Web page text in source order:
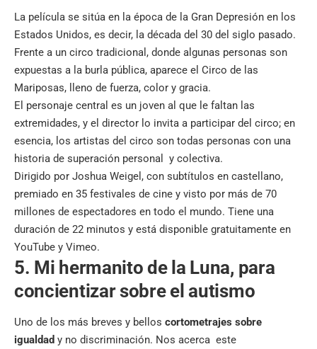
La película se sitúa en la época de la Gran Depresión en los
Estados Unidos, es decir, la década del 30 del siglo pasado.
Frente a un circo tradicional, donde algunas personas son
expuestas a la burla pública, aparece el Circo de las
Mariposas, lleno de fuerza, color y gracia.
El personaje central es un joven al que le faltan las
extremidades, y el director lo invita a participar del circo; en
esencia, los artistas del circo son todas personas con una
historia de superación personal y colectiva.
Dirigido por Joshua Weigel, con subtítulos en castellano,
premiado en 35 festivales de cine y visto por más de 70
millones de espectadores en todo el mundo. Tiene una
duración de 22 minutos y está disponible gratuitamente en
YouTube y Vimeo.
5. Mi hermanito de la Luna, para
concientizar sobre el autismo
Uno de los más breves y bellos cortometrajes sobre
igualdad y no discriminación. Nos acerca este